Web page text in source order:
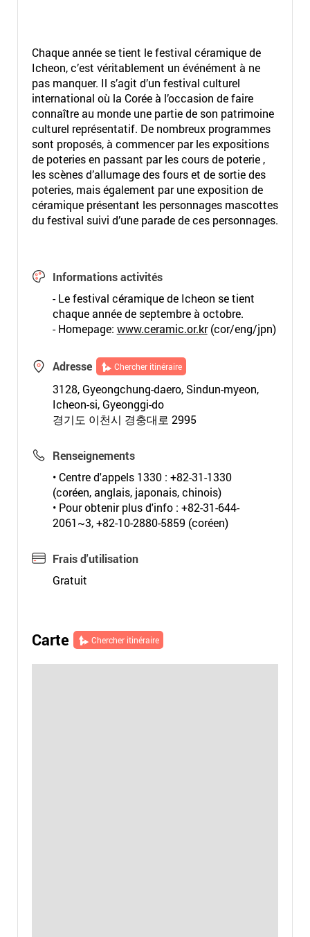
Chaque année se tient le festival céramique de
Icheon, c’est véritablement un événément à ne
pas manquer. Il s’agit d’un festival culturel
international où la Corée à l’occasion de faire
connaître au monde une partie de son patrimoine
culturel représentatif. De nombreux programmes
sont proposés, à commencer par les expositions
de poteries en passant par les cours de poterie ,
les scènes d’allumage des fours et de sortie des
poteries, mais également par une exposition de
céramique présentant les personnages mascottes
du festival suivi d’une parade de ces personnages.
Informations activités
- Le festival céramique de Icheon se tient
chaque année de septembre à octobre.
- Homepage: www.ceramic.or.kr(cor/eng/jpn)
Adresse Chercher itinéraire
3128, Gyeongchung-daero, Sindun-myeon,
Icheon-si, Gyeonggi-do
경기도 이천시 경충대로 2995
Renseignements
• Centre d'appels 1330 : +82-31-1330
(coréen, anglais, japonais, chinois)
• Pour obtenir plus d'info : +82-31-644-
2061~3, +82-10-2880-5859 (coréen)
Frais d'utilisation
Gratuit
Carte Chercher itinéraire